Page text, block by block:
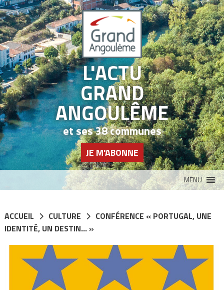
L'ACTU
GRAND
ANGOULÊME
et ses 38 communes
JE M'ABONNE
MENU
ACCUEIL CULTURE
CONFÉRENCE « PORTUGAL, UNE
IDENTITÉ, UN DESTIN… »
Panneau de gestion des cookies